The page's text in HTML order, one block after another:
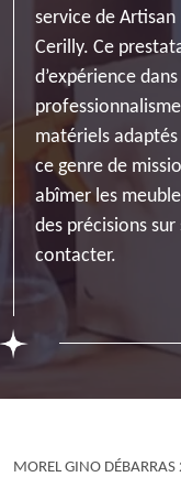
service de
Cerilly. Ce
d’expérience
matériels
ce genre de
abîmer les
des précisions sur
contacter.
MOREL GINO DÉBARRAS